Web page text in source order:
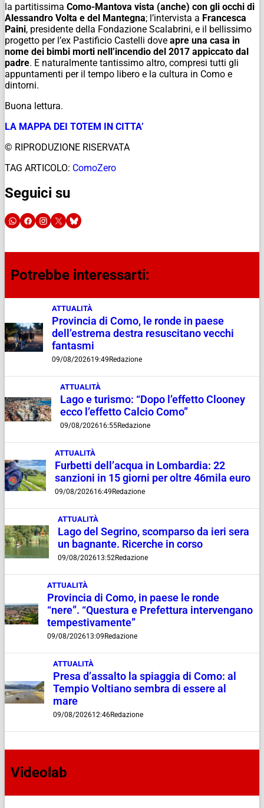
la partitissima Como-Mantova vista (anche) con gli occhi di
Alessandro Volta e del Mantegna; l’intervista a Francesca
Paini, presidente della Fondazione Scalabrini, e il bellissimo
progetto per l’ex Pastificio Castelli dove apre una casa in
nome dei bimbi morti nell’incendio del 2017 appiccato dal
padre. E naturalmente tantissimo altro, compresi tutti gli
appuntamenti per il tempo libero e la cultura in Como e
dintorni.
Buona lettura.
LA MAPPA DEI TOTEM IN CITTA’
© RIPRODUZIONE RISERVATA
TAG ARTICOLO: ComoZero
Seguici su
Potrebbe interessarti:
ATTUALITÀ
Provincia di Como, le ronde in paese
dell’estrema destra resuscitano vecchi
fantasmi
09/08/202619:49 Redazione
ATTUALITÀ
Lago e turismo: “Dopo l’effetto Clooney
ecco l’effetto Calcio Como”
09/08/202616:55Redazione
ATTUALITÀ
Furbetti dell’acqua in Lombardia: 22
sanzioni in 15 giorni per oltre 46mila euro
09/08/202616:49 Redazione
ATTUALITÀ
Lago del Segrino, scomparso da ieri sera
un bagnante. Ricerche in corso
09/08/202613:52Redazione
ATTUALITÀ
Provincia di Como, in paese le ronde
“nere”. “Questura e Prefettura intervengano
tempestivamente”
09/08/202613:09 Redazione
ATTUALITÀ
Presa d’assalto la spiaggia di Como: al
Tempio Voltiano sembra di essere al
mare
09/08/202612:46Redazione
Videolab